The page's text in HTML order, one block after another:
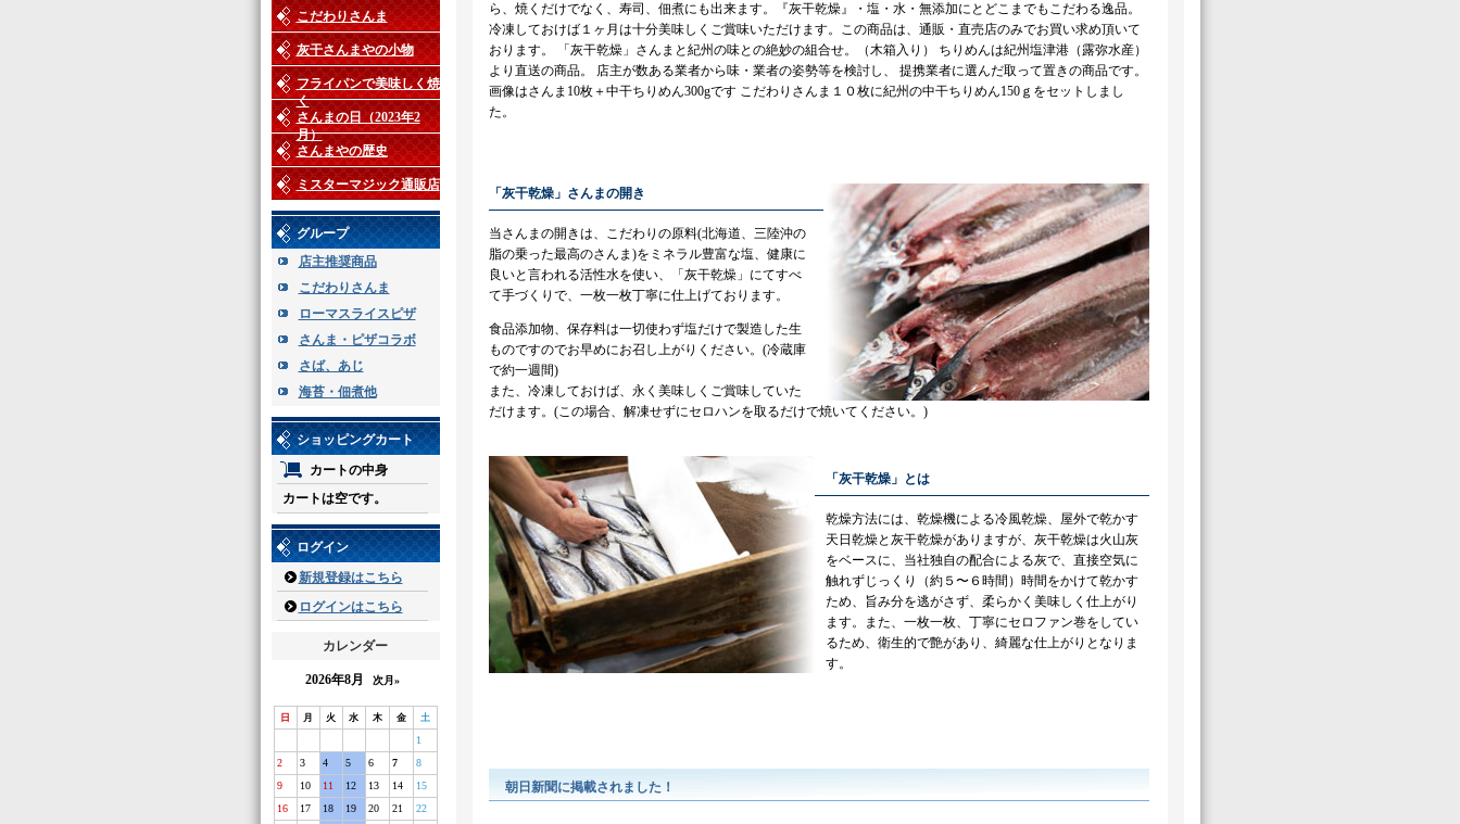
こだわりさんま
灰干さんまやの小物
フライパンで美味しく焼
く
さんまの日（2023年2
月）
さんまやの歴史
ミスターマジック通販店
グループ
店主推奨商品
こだわりさんま
ローマスライスピザ
さんま・ピザコラボ
さば、あじ
海苔・佃煮他
ショッピングカート
カートの中身
カートは空です。
ログイン
新規登録はこちら
ログインはこちら
カレンダー
2026年8月 次月»
日 月 火 水 木 金 土
1
2
3 4 5 6 7
8
9
10 11 12 13 14
15
16
17 18 19 20 21
22
ら、焼くだけでなく、寿司、佃煮にも出来ます。『灰干乾燥』・塩・水・無添加にとどこまでもこだわる逸品。
冷凍しておけば１ヶ月は十分美味しくご賞味いただけます。この商品は、通販・直売店のみでお買い求め頂いて
おります。 「灰干乾燥」さんまと紀州の味との絶妙の組合せ。（木箱入り） ちりめんは紀州塩津港（露弥水産）
より直送の商品。 店主が数ある業者から味・業者の姿勢等を検討し、 提携業者に選んだ取って置きの商品です。
画像はさんま10枚＋中干ちりめん300gです こだわりさんま１０枚に紀州の中干ちりめん150ｇをセットしまし
た。
「灰干乾燥」さんまの開き
当さんまの開きは、こだわりの原料(北海道、三陸沖の
脂の乗った最高のさんま)をミネラル豊富な塩、健康に
良いと言われる活性水を使い、「灰干乾燥」にてすべ
て手づくりで、一枚一枚丁寧に仕上げております。
食品添加物、保存料は一切使わず塩だけで製造した生
ものですのでお早めにお召し上がりください。(冷蔵庫
で約一週間)
また、冷凍しておけば、永く美味しくご賞味していた
だけます。(この場合、解凍せずにセロハンを取るだけで焼いてください。)
「灰干乾燥」とは
乾燥方法には、乾燥機による冷風乾燥、屋外で乾かす
天日乾燥と灰干乾燥がありますが、灰干乾燥は火山灰
をベースに、当社独自の配合による灰で、直接空気に
触れずじっくり（約５〜６時間）時間をかけて乾かす
ため、旨み分を逃がさず、柔らかく美味しく仕上がり
ます。また、一枚一枚、丁寧にセロファン巻をしてい
るため、衛生的で艶があり、綺麗な仕上がりとなりま
す。
朝日新聞に掲載されました！